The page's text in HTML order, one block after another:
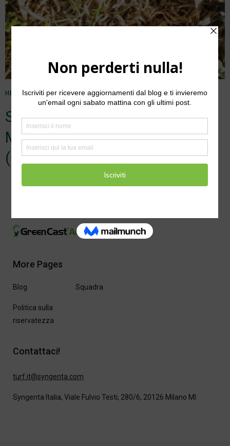
HERITAGE 15 OTTOBRE 2024
Strategie di controllo del
Marciume rosa invernale
(Microdochium nivale)
More Pages
Blog Squadra
Politica sulla
riservatezza
Contattaci!
moc.atnegnys@ti.frut
Syngenta Italia, Viale Fulvio Testi, 280/6, 20126 Milano MI